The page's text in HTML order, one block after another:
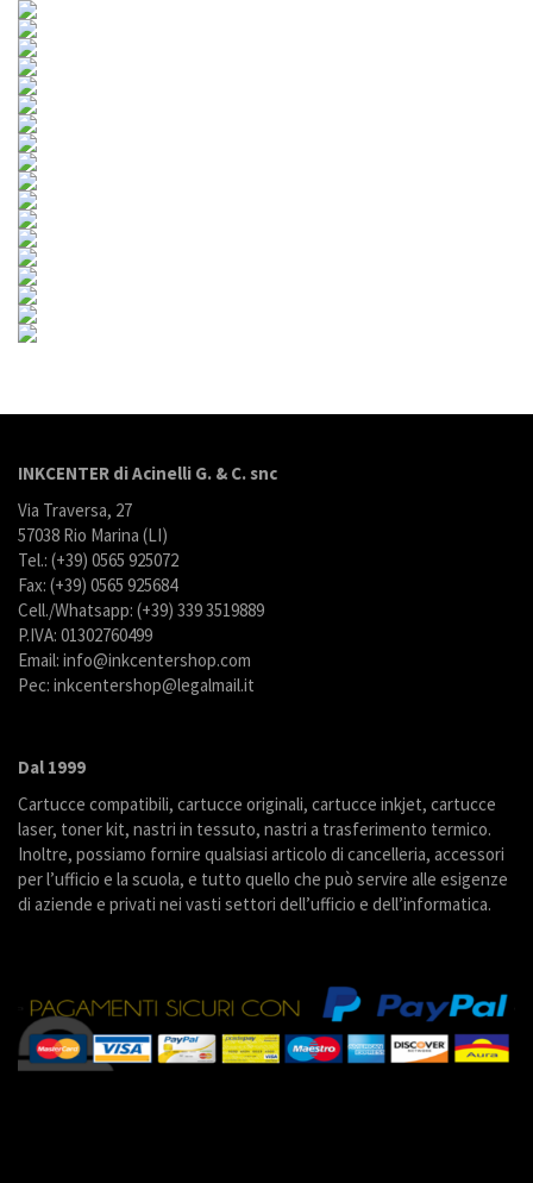
INKCENTER di Acinelli G. & C. snc
Via Traversa, 27
57038 Rio Marina (LI)
Tel.: (+39) 0565 925072
Fax: (+39) 0565 925684
Cell./Whatsapp: (+39) 339 3519889
P.IVA: 01302760499
Email: info@inkcentershop.com
Pec: inkcentershop@legalmail.it
Dal 1999
Cartucce compatibili, cartucce originali, cartucce inkjet, cartucce
laser, toner kit, nastri in tessuto, nastri a trasferimento termico.
Inoltre, possiamo fornire qualsiasi articolo di cancelleria, accessori
per l’ufficio e la scuola, e tutto quello che può servire alle esigenze
di aziende e privati nei vasti settori dell’ufficio e dell’informatica.